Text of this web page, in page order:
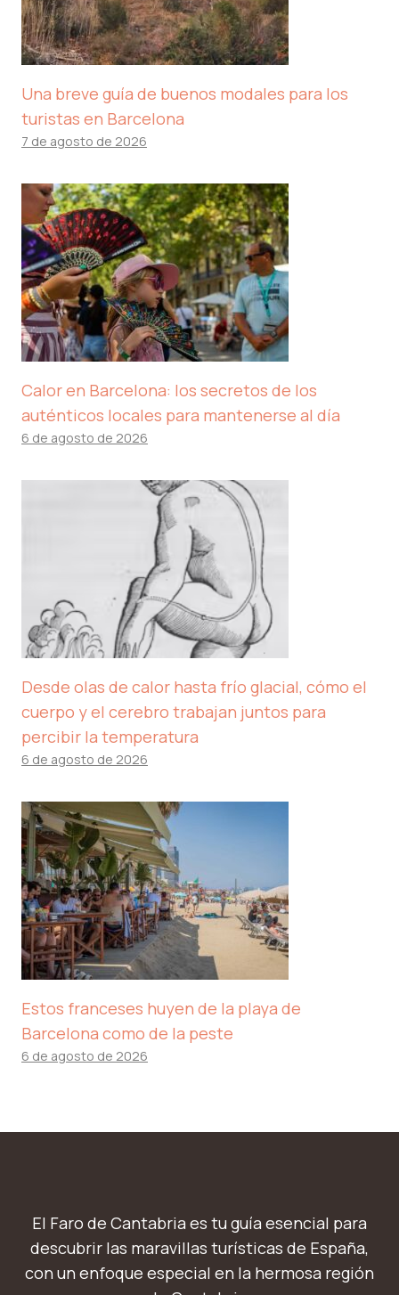
Una breve guía de buenos modales para los
turistas en Barcelona
7 de agosto de 2026
Calor en Barcelona: los secretos de los
auténticos locales para mantenerse al día
6 de agosto de 2026
Desde olas de calor hasta frío glacial, cómo el
cuerpo y el cerebro trabajan juntos para
percibir la temperatura
6 de agosto de 2026
Estos franceses huyen de la playa de
Barcelona como de la peste
6 de agosto de 2026
El Faro de Cantabria es tu guía esencial para
descubrir las maravillas turísticas de España,
con un enfoque especial en la hermosa región